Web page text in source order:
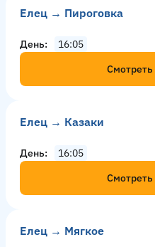
Елец → Пироговка
День
16:05
Смотреть
Елец → Казаки
День
16:05
Смотреть
Елец → Мягкое